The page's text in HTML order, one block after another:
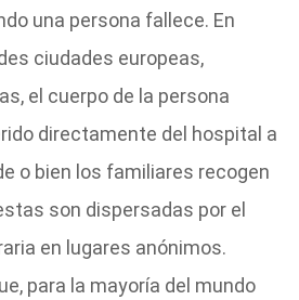
una persona fallece. En
ciudades europeas,
el cuerpo de la persona
directamente del hospital a
o bien los familiares recogen
son dispersadas por el
en lugares anónimos.
para la mayoría del mundo